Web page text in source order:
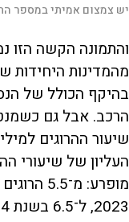
יש צמצום אמיתי במספר
והתמונה הקשה הזו
מהמדינות היחידות
בהיקף הכולל של
הרכב. אבל גם
שיעור ההרוגים
העליון של שיעורי
מופרע: